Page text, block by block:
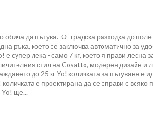
да пътува. От градска разходка до
ръка, което се заключва автоматично за
супер лека - само 7 кг, което я прави
стил на Cosatto, модерен дизайн
до 25 кг Yo! количката за пътуване е
е проектирана да се справи с
Yo! ще...